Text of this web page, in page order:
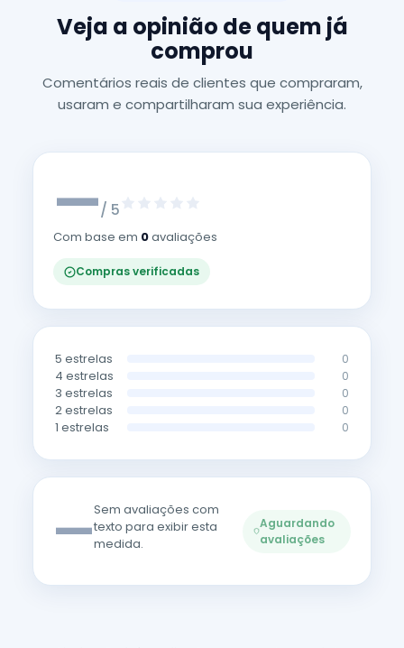
Veja a opinião de quem já
comprou
Comentários reais de clientes que compraram,
usaram e compartilharam sua experiência.
—/ 5
Com base em 0avaliações
Compras verificadas
5 estrelas 0
4 estrelas 0
3 estrelas 0
2 estrelas 0
1 estrelas 0
—Sem avaliações com
texto para exibir esta
medida.
Aguardando
avaliações